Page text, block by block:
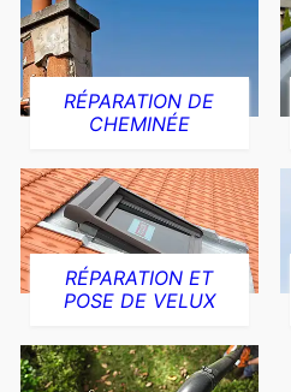
RÉPARATION DE
CHEMINÉE
RÉPARATION ET
POSE DE VELUX